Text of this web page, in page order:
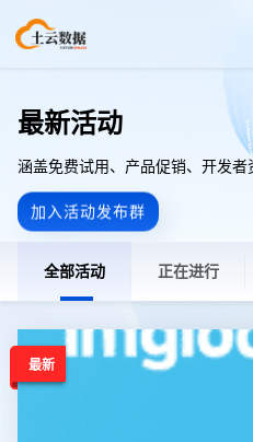
最新活动
涵盖免费试用、产品促销、开发
加入活动发布群
全部活动 正在进行
最新